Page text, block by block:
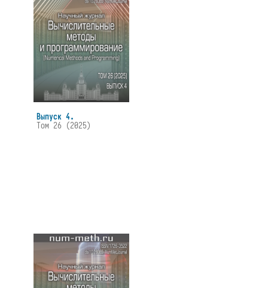
Выпуск 4.
Том 26 (2025)